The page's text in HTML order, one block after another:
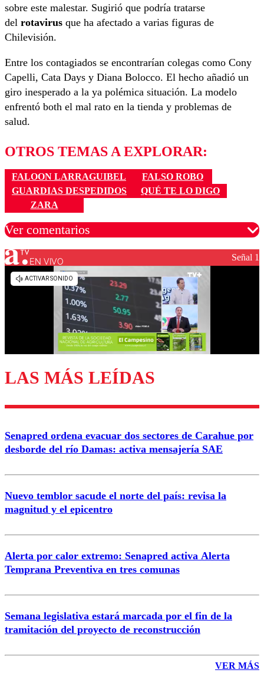
sobre este malestar. Sugirió que podría tratarse
del rotavirus que ha afectado a varias figuras de
Chilevisión.
Entre los contagiados se encontrarían colegas como Cony
Capelli, Cata Days y Diana Bolocco. El hecho añadió un
giro inesperado a la ya polémica situación. La modelo
enfrentó both el mal rato en la tienda y problemas de
salud.
OTROS TEMAS A EXPLORAR:
FALOON LARRAGUIBEL
FALSO ROBO
GUARDIAS DESPEDIDOS
QUÉ TE LO DIGO
ZARA
Ver comentarios
Los comentarios son moderados para garantizar un
diálogo respetuoso.
Enviar comentario
EN VIVO Señal 1
LAS MÁS LEÍDAS
Senapred ordena evacuar dos sectores de Carahue por
desborde del río Damas: activa mensajería SAE
Nuevo temblor sacude el norte del país: revisa la
magnitud y el epicentro
Alerta por calor extremo: Senapred activa Alerta
Temprana Preventiva en tres comunas
Semana legislativa estará marcada por el fin de la
tramitación del proyecto de reconstrucción
VER MÁS